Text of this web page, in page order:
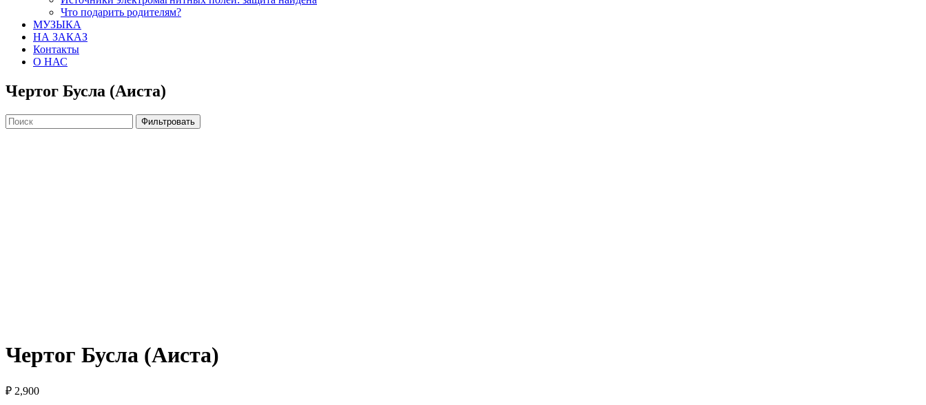
Что подарить родителям?
МУЗЫКА
НА ЗАКАЗ
Контакты
О НАС
Чертог Бусла (Аиста)
Фильтровать
Чертог Бусла (Аиста)
₽ 2,900